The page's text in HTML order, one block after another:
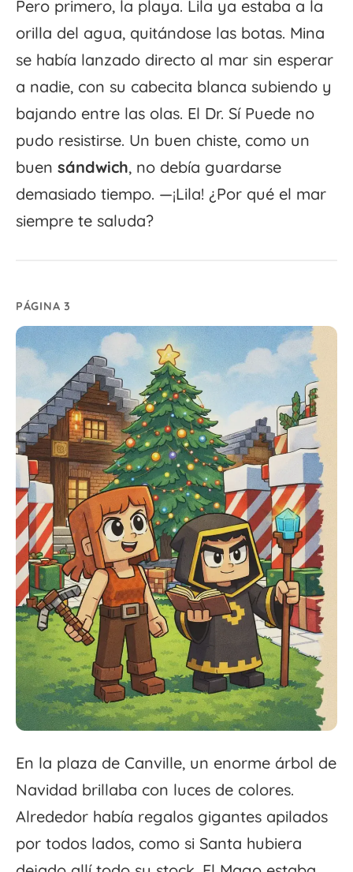
Pero primero, la playa. Lila ya estaba a la
orilla del agua, quitándose las botas. Mina
se había lanzado directo al mar sin esperar
a nadie, con su cabecita blanca subiendo y
bajando entre las olas. El Dr. Sí Puede no
pudo resistirse. Un buen chiste, como un
buen sándwich, no debía guardarse
demasiado tiempo. —¡Lila! ¿Por qué el mar
siempre te saluda?
PÁGINA 3
En la plaza de Canville, un enorme árbol de
Navidad brillaba con luces de colores.
Alrededor había regalos gigantes apilados
por todos lados, como si Santa hubiera